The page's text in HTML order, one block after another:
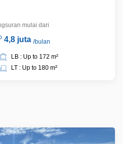
mulai dari
4,8 juta /bulan
LB : Up to 172 m²
LT : Up to 180 m²